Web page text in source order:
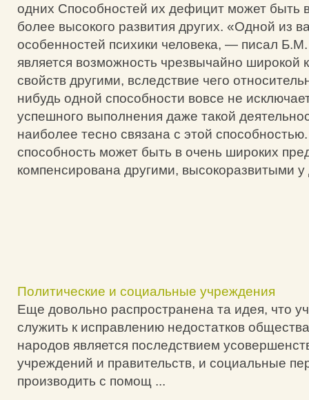
одних Способностей их дефицит может быть
более высокого развития других. «Одной из
особенностей психики человека, — писал
является возможность чрезвычайно широкой
свойств другими, вследствие чего
нибудь одной способности вовсе не
успешного выполнения даже такой
наиболее тесно связана с этой
способность может быть в очень широких
компенсирована другими, высокоразвитыми у
Политические и социальные учреждения
Еще довольно распространена та идея, что
служить к исправлению недостатков
народов является последствием
учреждений и правительств, и социальные
производить с помощ ...